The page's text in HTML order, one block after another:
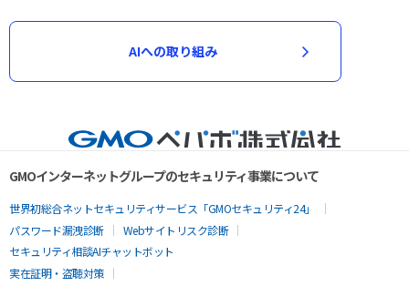
AIへの取り組み
GMOインターネットグループのセキュリティ事業について
世界初総合ネットセキュリティサービス「GMOセキュリティ24」
パスワード漏洩診断
Webサイトリスク診断
セキュリティ相談AIチャットボット
実在証明・盗聴対策